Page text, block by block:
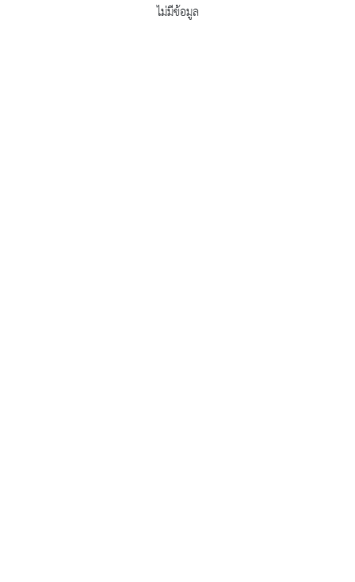
ไม่มีข้อมูล